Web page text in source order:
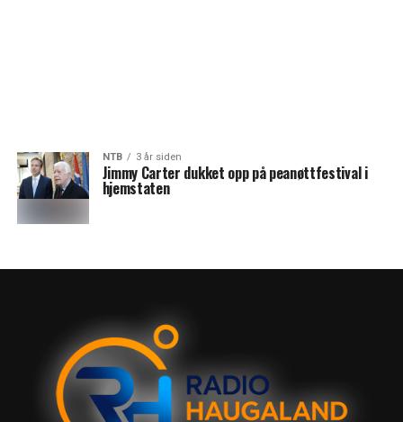
NTB 3 år siden
Jimmy Carter dukket opp på peanøttfestival i
hjemstaten